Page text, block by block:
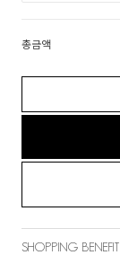
총금액
SHOPPING BENEFIT